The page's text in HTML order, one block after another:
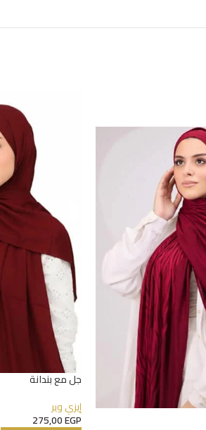
جل مع بندانة
إيزي وير
275,00EGP